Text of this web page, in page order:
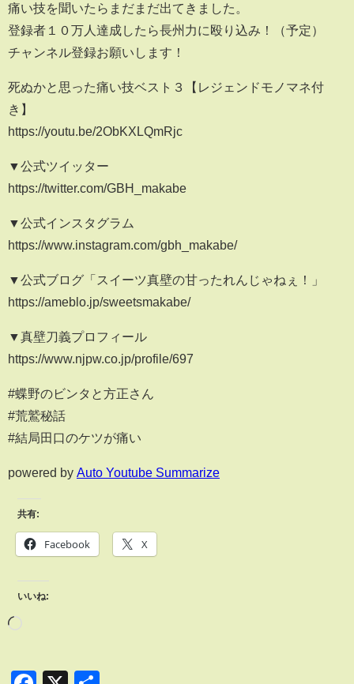
痛い技を聞いたらまだまだ出てきました。
登録者１０万人達成したら長州力に殴り込み！（予定）
チャンネル登録お願いします！
死ぬかと思った痛い技ベスト３【レジェンドモノマネ付
き】
https://youtu.be/2ObKXLQmRjc
▼公式ツイッター
https://twitter.com/GBH_makabe
▼公式インスタグラム
https://www.instagram.com/gbh_makabe/
▼公式ブログ「スイーツ真壁の甘ったれんじゃねぇ！」
https://ameblo.jp/sweetsmakabe/
▼真壁刀義プロフィール
https://www.njpw.co.jp/profile/697
#蝶野のビンタと方正さん
#荒鷲秘話
#結局田口のケツが痛い
powered by Auto Youtube Summarize
共有:
Facebook X
いいね: